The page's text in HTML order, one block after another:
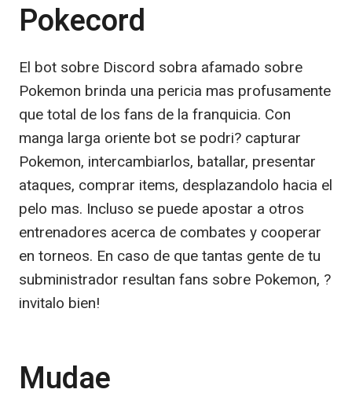
Pokecord
El bot sobre Discord sobra afamado sobre
Pokemon brinda una pericia mas profusamente
que total de los fans de la franquicia. Con
manga larga oriente bot se podri? capturar
Pokemon, intercambiarlos, batallar, presentar
ataques, comprar items, desplazandolo hacia el
pelo mas. Incluso se puede apostar a otros
entrenadores acerca de combates y cooperar
en torneos. En caso de que tantas gente de tu
subministrador resultan fans sobre Pokemon, ?
invitalo bien!
Mudae